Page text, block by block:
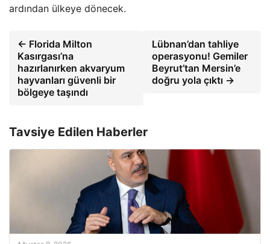
ardından ülkeye dönecek.
← Florida Milton
Kasırgası’na
hazırlanırken akvaryum
hayvanları güvenli bir
bölgeye taşındı
Lübnan’dan tahliye
operasyonu! Gemiler
Beyrut’tan Mersin’e
doğru yola çıktı →
Tavsiye Edilen Haberler